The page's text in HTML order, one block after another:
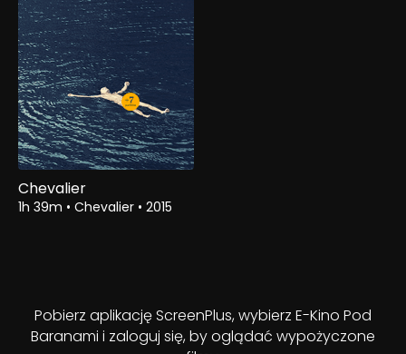
Chevalier
1h 39m • Chevalier • 2015
Pobierz aplikację ScreenPlus, wybierz E-Kino Pod
Baranami i zaloguj się, by oglądać wypożyczone